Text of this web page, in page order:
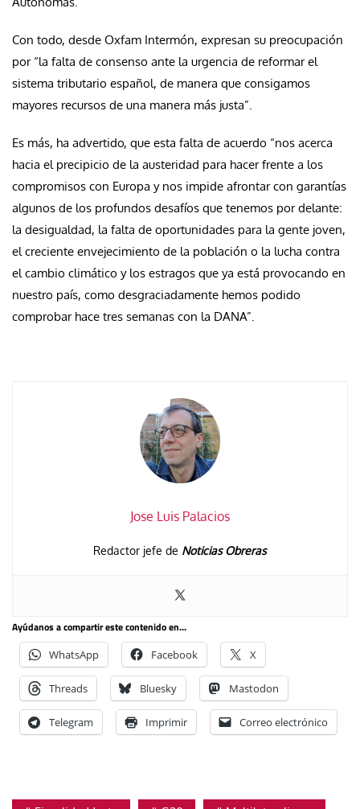
Con todo, desde Oxfam Intermón, expresan su preocupación
por “la falta de consenso ante la urgencia de reformar el
sistema tributario español, de manera que consigamos
mayores recursos de una manera más justa”.
Es más, ha advertido, que esta falta de acuerdo “nos acerca
hacia el precipicio de la austeridad para hacer frente a los
compromisos con Europa y nos impide afrontar con garantías
algunos de los profundos desafíos que tenemos por delante:
la desigualdad, la falta de oportunidades para la gente joven,
el creciente envejecimiento de la población o la lucha contra
el cambio climático y los estragos que ya está provocando en
nuestro país, como desgraciadamente hemos podido
comprobar hace tres semanas con la DANA”.
Jose Luis Palacios
Redactor jefe de Noticias Obreras
Ayúdanos a compartir este contenido en...
WhatsApp Facebook X
Threads Bluesky Mastodon
Telegram Imprimir Correo electrónico